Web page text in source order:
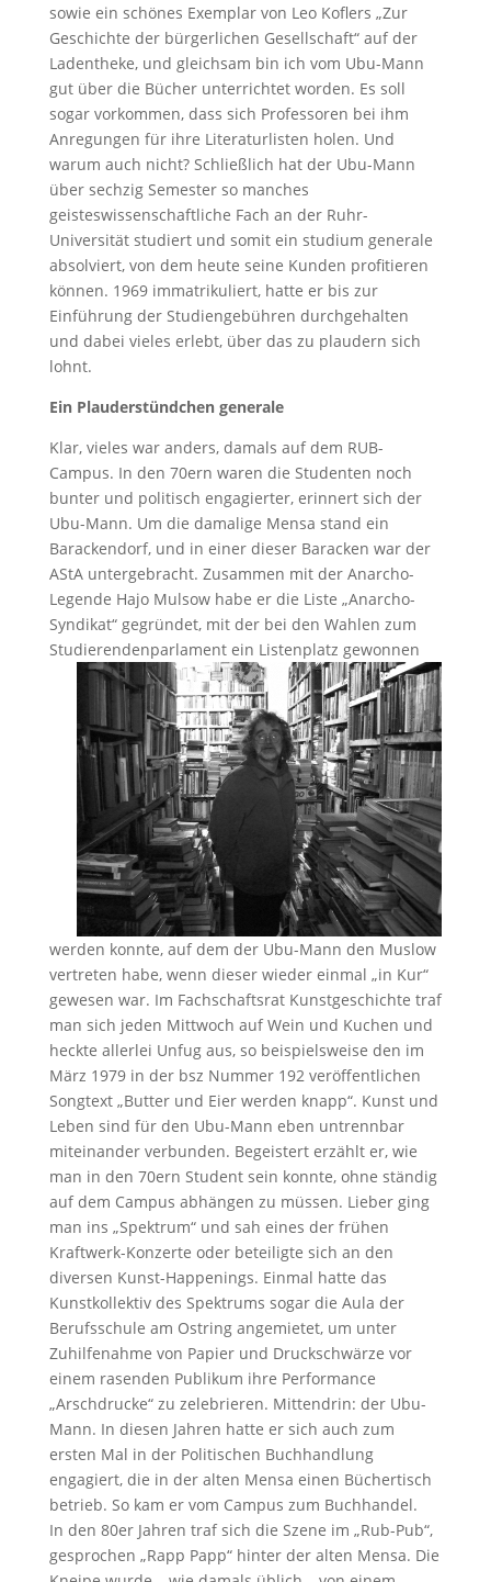
sowie ein schönes Exemplar von Leo Koflers „Zur
Geschichte der bürgerlichen Gesellschaft“ auf der
Ladentheke, und gleichsam bin ich vom Ubu-Mann
gut über die Bücher unterrichtet worden. Es soll
sogar vorkommen, dass sich Professoren bei ihm
Anregungen für ihre Literaturlisten holen. Und
warum auch nicht? Schließlich hat der Ubu-Mann
über sechzig Semester so manches
geisteswissenschaftliche Fach an der Ruhr-
Universität studiert und somit ein studium generale
absolviert, von dem heute seine Kunden profitieren
können. 1969 immatrikuliert, hatte er bis zur
Einführung der Studiengebühren durchgehalten
und dabei vieles erlebt, über das zu plaudern sich
lohnt.
Ein Plauderstündchen generale
Klar, vieles war anders, damals auf dem RUB-
Campus. In den 70ern waren die Studenten noch
bunter und politisch engagierter, erinnert sich der
Ubu-Mann. Um die damalige Mensa stand ein
Barackendorf, und in einer dieser Baracken war der
AStA untergebracht. Zusammen mit der Anarcho-
Legende Hajo Mulsow habe er die Liste „Anarcho-
Syndikat“ gegründet, mit der bei den Wahlen zum
Studierendenparlament ein Listenplatz gewonnen
werden konnte, auf dem der Ubu-Mann den Muslow
vertreten habe, wenn dieser wieder einmal „in Kur“
gewesen war. Im Fachschaftsrat Kunstgeschichte traf
man sich jeden Mittwoch auf Wein und Kuchen und
heckte allerlei Unfug aus, so beispielsweise den im
März 1979 in der bsz Nummer 192 veröffentlichen
Songtext „Butter und Eier werden knapp“. Kunst und
Leben sind für den Ubu-Mann eben untrennbar
miteinander verbunden. Begeistert erzählt er, wie
man in den 70ern Student sein konnte, ohne ständig
auf dem Campus abhängen zu müssen. Lieber ging
man ins „Spektrum“ und sah eines der frühen
Kraftwerk-Konzerte oder beteiligte sich an den
diversen Kunst-Happenings. Einmal hatte das
Kunstkollektiv des Spektrums sogar die Aula der
Berufsschule am Ostring angemietet, um unter
Zuhilfenahme von Papier und Druckschwärze vor
einem rasenden Publikum ihre Performance
„Arschdrucke“ zu zelebrieren. Mittendrin: der Ubu-
Mann. In diesen Jahren hatte er sich auch zum
ersten Mal in der Politischen Buchhandlung
engagiert, die in der alten Mensa einen Büchertisch
betrieb. So kam er vom Campus zum Buchhandel.
In den 80er Jahren traf sich die Szene im „Rub-Pub“,
gesprochen „Rapp Papp“ hinter der alten Mensa. Die